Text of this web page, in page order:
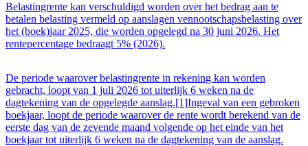
Belastingrente kan verschuldigd worden over het bedrag aan te
betalen belasting vermeld op aanslagen vennootschapsbelasting over
het (boek)jaar 2025, die worden opgelegd na 30 juni 2026. Het
rentepercentage bedraagt 5% (2026).
De periode waarover belastingrente in rekening kan worden
gebracht, loopt van 1 juli 2026 tot uiterlijk 6 weken na de
dagtekening van de opgelegde aanslag.[1]Ingeval van een gebroken
boekjaar, loopt de periode waarover de rente wordt berekend van de
eerste dag van de zevende maand volgende op het einde van het
boekjaar tot uiterlijk 6 weken na de dagtekening van de aanslag.